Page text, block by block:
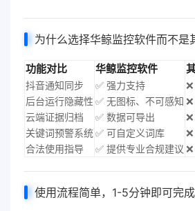
为什么选择华鲸监控软件而不是
功能对比 华鲸监控软件
抖音通知同步 ✅ 强力支持
后台运行隐藏性 ✅ 无图标、不可感知
云端证据归档
✅ 数据可导出
关键词预警系统✅ 可自定义词库
合法使用指导
✅ 提供专业合规建议
使用流程简单，1-5分钟即可完成